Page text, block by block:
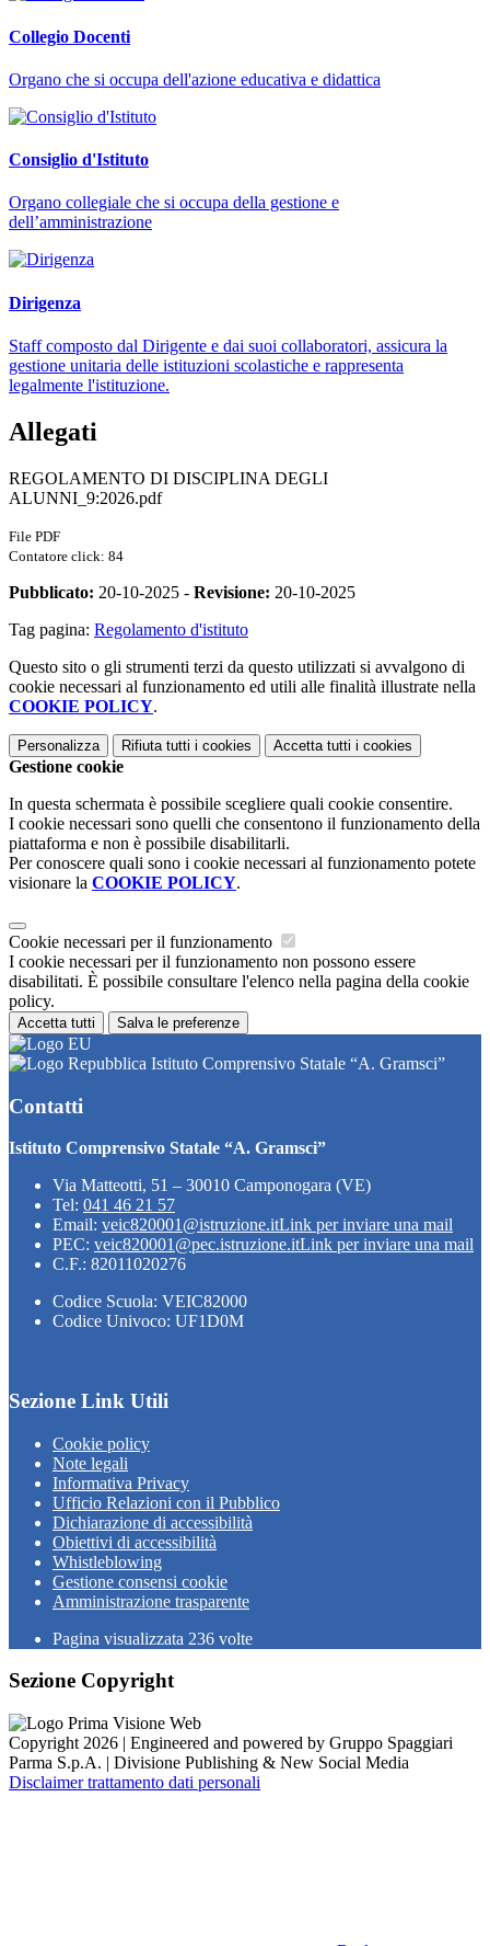
Collegio Docenti
Organo che si occupa dell'azione educativa e didattica
Consiglio d'Istituto
Organo collegiale che si occupa della gestione e
dell’amministrazione
Dirigenza
Staff composto dal Dirigente e dai suoi collaboratori, assicura la
gestione unitaria delle istituzioni scolastiche e rappresenta
legalmente l'istituzione.
Allegati
REGOLAMENTO DI DISCIPLINA DEGLI
ALUNNI_9:2026.pdf
File PDF
Contatore click: 84
Pubblicato: 20-10-2025 - Revisione: 20-10-2025
Tag pagina: Regolamento d'istituto
Questo sito o gli strumenti terzi da questo utilizzati si avvalgono di
cookie necessari al funzionamento ed utili alle finalità illustrate nella
COOKIE POLICY.
Personalizza Rifiuta tutti i cookies Accetta tutti i cookies
Gestione cookie
In questa schermata è possibile scegliere quali cookie consentire.
I cookie necessari sono quelli che consentono il funzionamento della
piattaforma e non è possibile disabilitarli.
Per conoscere quali sono i cookie necessari al funzionamento potete
visionare la COOKIE POLICY.
Cookie necessari per il funzionamento
I cookie necessari per il funzionamento non possono essere
disabilitati. È possibile consultare l'elenco nella pagina della cookie
policy.
Accetta tutti Salva le preferenze
Istituto Comprensivo Statale “A. Gramsci”
Contatti
Istituto Comprensivo Statale “A. Gramsci”
Via Matteotti, 51 – 30010 Camponogara (VE)
Tel: 041 46 21 57
Email: veic820001@istruzione.itLink per inviare una mail
PEC: veic820001@pec.istruzione.itLink per inviare una mail
C.F.: 82011020276
Codice Scuola: VEIC82000
Codice Univoco: UF1D0M
Sezione Link Utili
Cookie policy
Note legali
Informativa Privacy
Ufficio Relazioni con il Pubblico
Dichiarazione di accessibilità
Obiettivi di accessibilità
Whistleblowing
Gestione consensi cookie
Amministrazione trasparente
Pagina visualizzata 236 volte
Sezione Copyright
Copyright 2026 | Engineered and powered by Gruppo Spaggiari
Parma S.p.A. | Divisione Publishing & New Social Media
Disclaimer trattamento dati personali